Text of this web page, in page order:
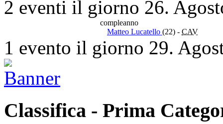
2 eventi il giorno 26.
compleanno
Matteo Lucatello (22) - CAV
1 evento il giorno 29.
Classifica - Prima